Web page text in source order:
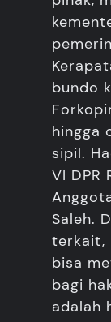
bundo
hingga
sipil.
VI DPR
Saleh.
terkait,
bisa
bagi
adalah